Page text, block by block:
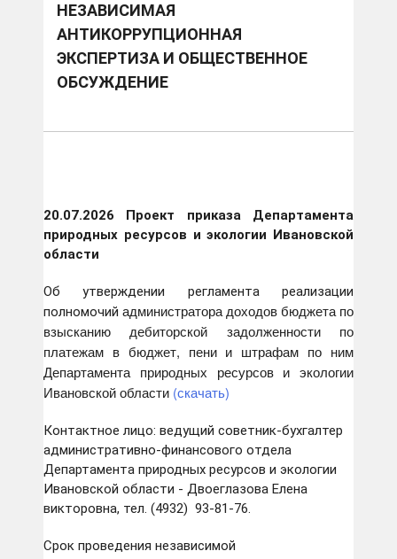
НЕЗАВИСИМАЯ
АНТИКОРРУПЦИОННАЯ
ЭКСПЕРТИЗА И ОБЩЕСТВЕННОЕ
ОБСУЖДЕНИЕ
20.07.2026 Проект приказа Департамента
природных ресурсов и экологии Ивановской
области
Об утверждении регламента реализации
полномочий администратора доходов бюджета по
взысканию дебиторской задолженности по
платежам в бюджет, пени и штрафам по ним
Департамента природных ресурсов и экологии
Ивановской области (скачать)
Контактное лицо: ведущий советник-бухгалтер
административно-финансового отдела
Департамента природных ресурсов и экологии
Ивановской области - Двоеглазова Елена
викторовна, тел. (4932) 93-81-76.
Срок проведения независимой